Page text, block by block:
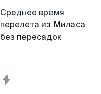
Среднее время
перелета из Миласа
без пересадок